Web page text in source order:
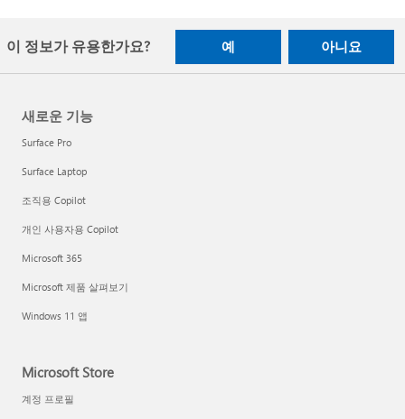
이 정보가 유용한가요? 예 아니요
새로운 기능
Surface Pro
Surface Laptop
조직용 Copilot
개인 사용자용 Copilot
Microsoft 365
Microsoft 제품 살펴보기
Windows 11 앱
Microsoft Store
계정 프로필